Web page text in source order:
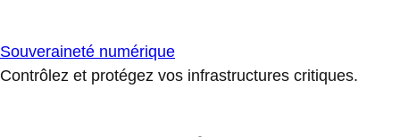
Souveraineté numérique
Contrôlez et protégez vos infrastructures critiques.